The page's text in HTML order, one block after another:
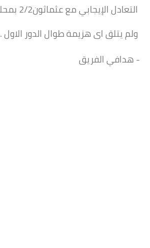
التعادل الإيجابي مع عثماثون2/2 بمحلة حسن
ولم يتلق اى هزيمة طوال الدور الاول .
- هدافي الفريق